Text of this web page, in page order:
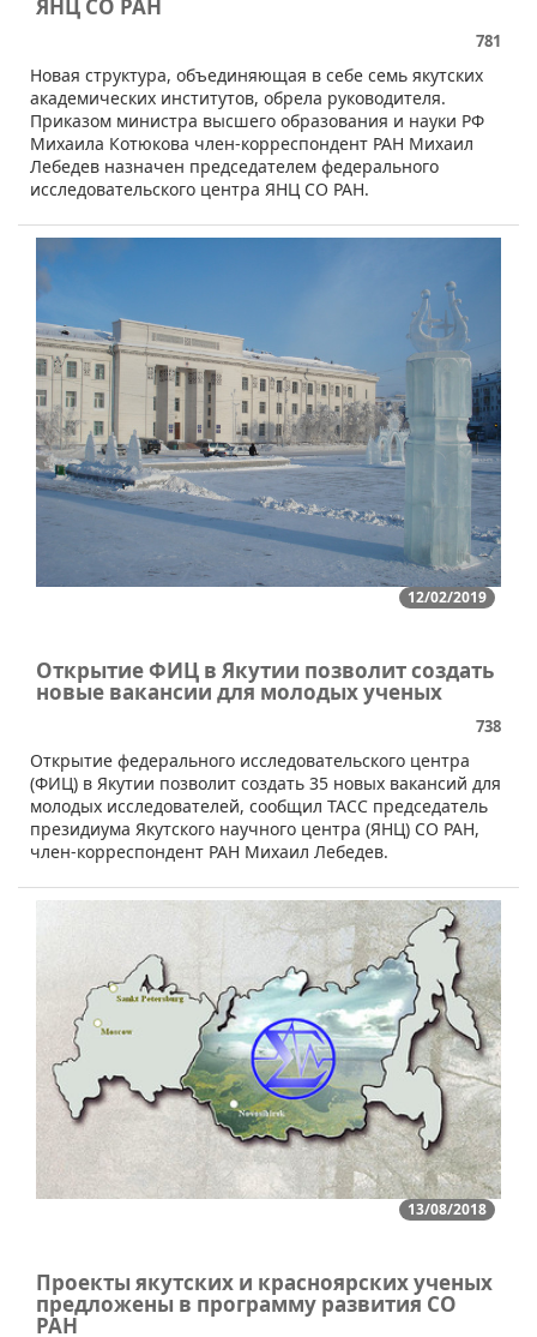
ЯНЦ СО РАН
781
​Новая структура, объединяющая в себе семь якутских
академических институтов, обрела руководителя.
Приказом министра высшего образования и науки РФ
Михаила Котюкова член-корреспондент РАН Михаил
Лебедев назначен председателем федерального
исследовательского центра ЯНЦ СО РАН.
12/02/2019
Открытие ФИЦ в Якутии позволит создать
новые вакансии для молодых ученых
738
​Открытие федерального исследовательского центра
(ФИЦ) в Якутии позволит создать 35 новых вакансий для
молодых исследователей, сообщил ТАСС председатель
президиума Якутского научного центра (ЯНЦ) СО РАН,
член-корреспондент РАН Михаил Лебедев.
13/08/2018
Проекты якутских и красноярских ученых
предложены в программу развития СО
РАН